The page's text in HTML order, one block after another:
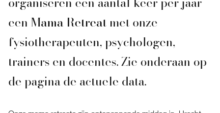
een Mama Retreatmet onze
fysiotherapeuten, psychologen,
trainers en docentes. Zie onderaan op
de pagina de actuele data.